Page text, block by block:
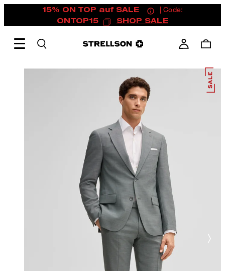
15% ON TOP auf SALE
| Code:
ONTOP15
SHOP SALE